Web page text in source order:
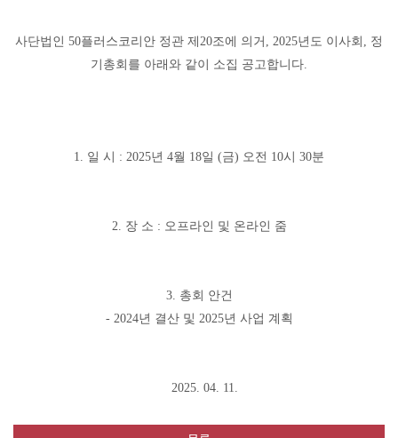
사단법인 50플러스코리안 정관 제20조에 의거, 2025년도 이사회, 정
기총회를 아래와 같이 소집 공고합니다.
1. 일 시 : 2025년 4월 18일 (금) 오전 10시 30분
2. 장 소 : 오프라인 및 온라인 줌
3. 총회 안건
- 2024년 결산 및 2025년 사업 계획
2025. 04. 11.